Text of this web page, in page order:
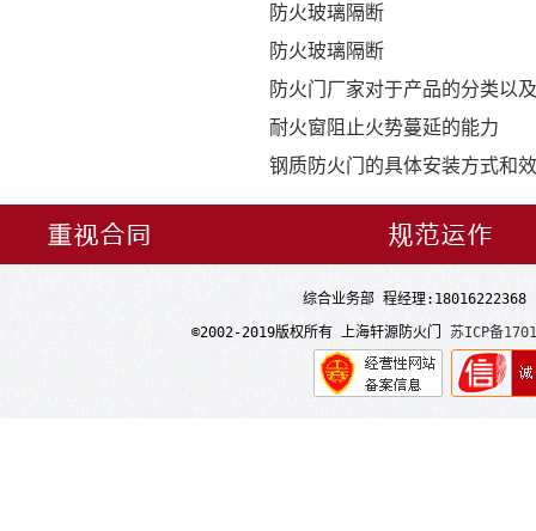
防火玻璃隔断
防火玻璃隔断
防火门厂家对于产品的分类以
耐火窗阻止火势蔓延的能力
钢质防火门的具体安装方式和
综合业务部 程经理
©2002-2019版权所有 上海轩源防火门 苏ICP备